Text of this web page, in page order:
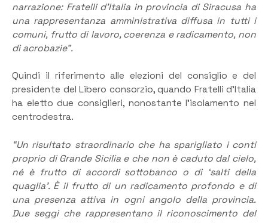
narrazione: Fratelli d’Italia in provincia di Siracusa ha
una rappresentanza amministrativa diffusa in tutti i
comuni, frutto di lavoro, coerenza e radicamento, non
di acrobazie”.
Quindi il riferimento alle elezioni del consiglio e del
presidente del Libero consorzio, quando Fratelli d’Italia
ha eletto due consiglieri, nonostante l’isolamento nel
centrodestra.
“Un risultato straordinario che ha sparigliato i conti
proprio di Grande Sicilia e che non è caduto dal cielo,
né è frutto di accordi sottobanco o di ‘salti della
quaglia’. È il frutto di un radicamento profondo e di
una presenza attiva in ogni angolo della provincia.
Due seggi che rappresentano il riconoscimento del